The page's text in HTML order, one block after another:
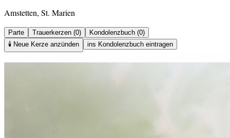
Amstetten, St. Marien
Parte Trauerkerzen (0)
Kondolenzbuch (0)
🕯️ Neue Kerze anzünden ins Kondolenzbuch eintragen